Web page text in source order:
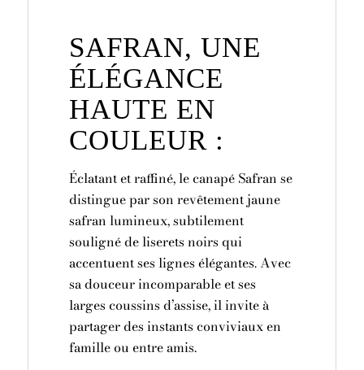
SAFRAN, UNE
ÉLÉGANCE
HAUTE EN
COULEUR :
Éclatant et raffiné, le canapé Safran se
distingue par son revêtement jaune
safran lumineux, subtilement
souligné de liserets noirs qui
accentuent ses lignes élégantes. Avec
sa douceur incomparable et ses
larges coussins d’assise, il invite à
partager des instants conviviaux en
famille ou entre amis.